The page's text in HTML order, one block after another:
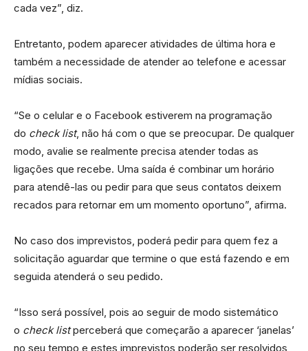
cada vez”, diz.
Entretanto, podem aparecer atividades de última hora e
também a necessidade de atender ao telefone e acessar
mídias sociais.
“Se o celular e o Facebook estiverem na programação
do check list, não há com o que se preocupar. De qualquer
modo, avalie se realmente precisa atender todas as
ligações que recebe. Uma saída é combinar um horário
para atendê-las ou pedir para que seus contatos deixem
recados para retornar em um momento oportuno”, afirma.
No caso dos imprevistos, poderá pedir para quem fez a
solicitação aguardar que termine o que está fazendo e em
seguida atenderá o seu pedido.
“Isso será possível, pois ao seguir de modo sistemático
o check listperceberá que começarão a aparecer ‘janelas’
no seu tempo e estes imprevistos poderão ser resolvidos,